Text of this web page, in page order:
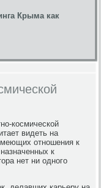
Крыма как
космической
видеть на
отношения к
к
нет ни одного